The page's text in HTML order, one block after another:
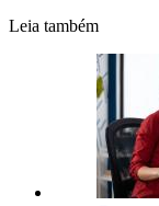
Leia também